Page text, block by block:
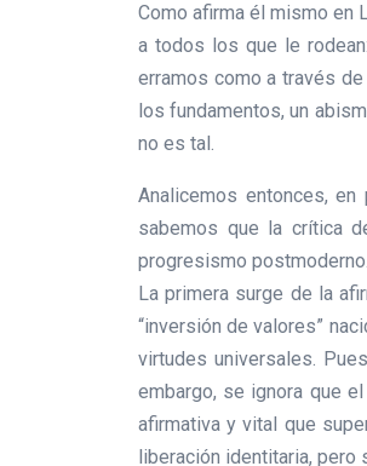
Como afirma él mismo en
a todos los que le
erramos como a través
los fundamentos, un
no es tal.
Analicemos entonces,
sabemos que la crítica
progresismo
La primera surge de la
“inversión de valores”
virtudes universales.
embargo, se ignora que
afirmativa y vital que
liberación identitaria,